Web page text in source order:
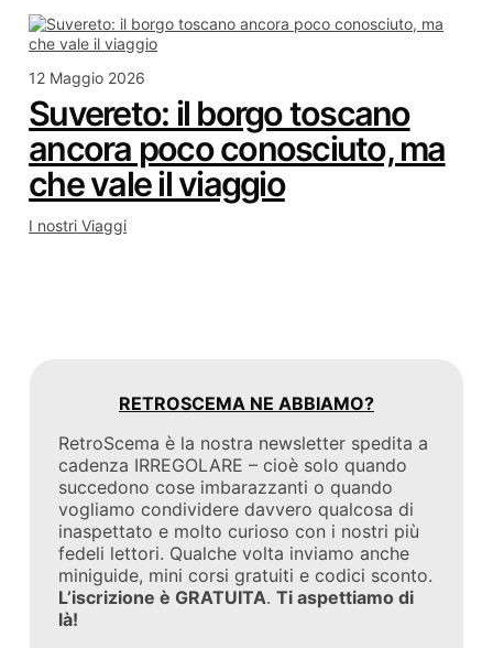
12 Maggio 2026
Suvereto: il borgo toscano
ancora poco conosciuto, ma
che vale il viaggio
I nostri Viaggi
RETROSCEMA NE ABBIAMO?
RetroScema è la nostra newsletter spedita a
cadenza IRREGOLARE – cioè solo quando
succedono cose imbarazzanti o quando
vogliamo condividere davvero qualcosa di
inaspettato e molto curioso con i nostri più
fedeli lettori. Qualche volta inviamo anche
miniguide, mini corsi gratuiti e codici sconto.
L’iscrizione è GRATUITA.Ti aspettiamo di
là!